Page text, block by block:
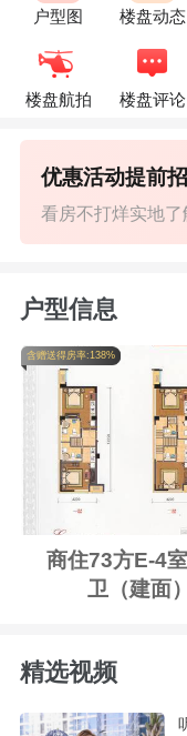
户型图 楼盘动态
楼盘航拍 楼盘评论
看房不打烊实地
优惠活动提前
户型信息
含赠送得房率:138%
商住73方E-4
卫（建面）
精选视频